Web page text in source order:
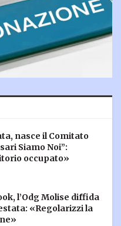
nasce il Comitato
Siamo Noi”:
occupato»
l’Odg Molise diffida
«Regolarizzi la